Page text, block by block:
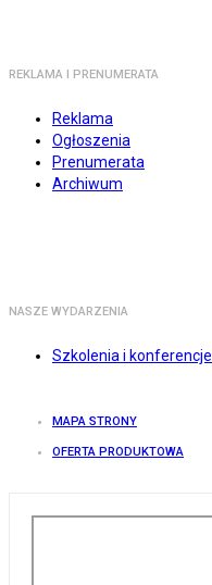
REKLAMA I PRENUMERATA
Reklama
Ogłoszenia
Prenumerata
Archiwum
NASZE WYDARZENIA
Szkolenia i konferencje
MAPA STRONY
OFERTA PRODUKTOWA